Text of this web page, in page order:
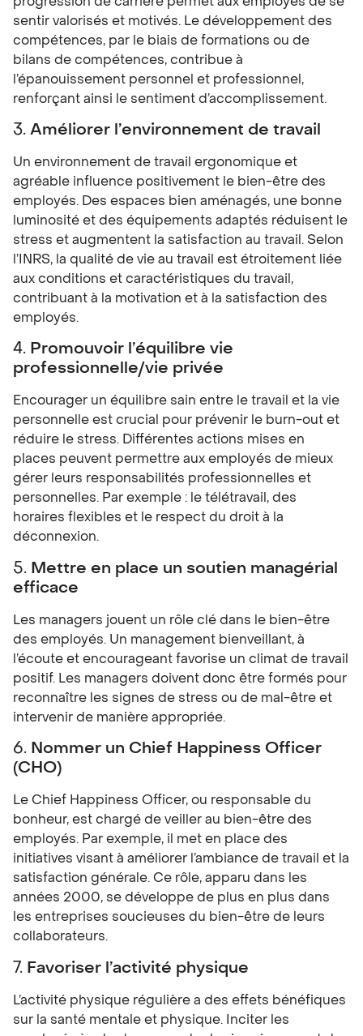
sentir valorisés et motivés. Le développement des
compétences, par le biais de formations ou de
bilans de compétences, contribue à
l’épanouissement personnel et professionnel,
renforçant ainsi le sentiment d’accomplissement.
3. Améliorer l’environnement de travail
Un environnement de travail ergonomique et
agréable influence positivement le bien-être des
employés. Des espaces bien aménagés, une bonne
luminosité et des équipements adaptés réduisent le
stress et augmentent la satisfaction au travail. Selon
l’INRS, la qualité de vie au travail est étroitement liée
aux conditions et caractéristiques du travail,
contribuant à la motivation et à la satisfaction des
employés.
4. Promouvoir l’équilibre vie
professionnelle/vie privée
Encourager un équilibre sain entre le travail et la vie
personnelle est crucial pour prévenir le burn-out et
réduire le stress. Différentes actions mises en
places peuvent permettre aux employés de mieux
gérer leurs responsabilités professionnelles et
personnelles. Par exemple : le télétravail, des
horaires flexibles et le respect du droit à la
déconnexion.
5. Mettre en place un soutien managérial
efficace
Les managers jouent un rôle clé dans le bien-être
des employés. Un management bienveillant, à
l’écoute et encourageant favorise un climat de travail
positif. Les managers doivent donc être formés pour
reconnaître les signes de stress ou de mal-être et
intervenir de manière appropriée.
6. Nommer un Chief Happiness Officer
(CHO)
Le Chief Happiness Officer, ou responsable du
bonheur, est chargé de veiller au bien-être des
employés. Par exemple, il met en place des
initiatives visant à améliorer l’ambiance de travail et la
satisfaction générale. Ce rôle, apparu dans les
années 2000, se développe de plus en plus dans
les entreprises soucieuses du bien-être de leurs
collaborateurs.
7. Favoriser l’activité physique
L’activité physique régulière a des effets bénéfiques
sur la santé mentale et physique. Inciter les